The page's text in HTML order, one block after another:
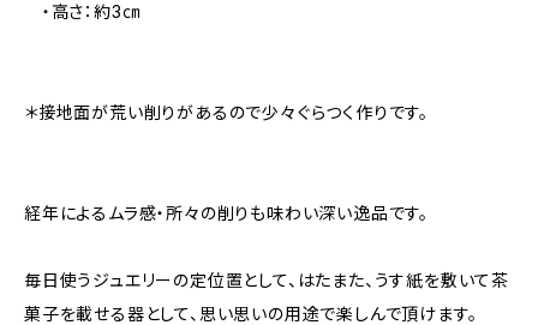
・高さ：約3㎝
＊接地面が荒い削りがあるので少々ぐらつく作りです。
経年によるムラ感・所々の削りも味わい深い逸品です。
毎日使うジュエリーの定位置として、はたまた、うす紙を敷いて茶
菓子を載せる器として、思い思いの用途で楽しんで頂けます。